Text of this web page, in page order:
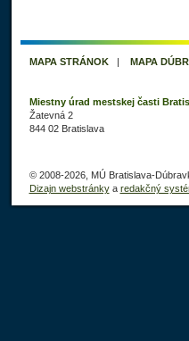
MAPA STRÁNOK| MAPA
Miestny úrad mestskej časti
Žatevná 2
844 02 Bratislava
© 2008-2026, MÚ Bratislava-
Dizajn webstránkya redakčný